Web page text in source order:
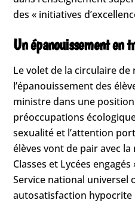
des « initiatives
Un épanouissement en
Le volet de la circulaire de
l’épanouissement des
ministre dans une
préoccupations
sexualité et l’attention
élèves vont de pair avec la
Classes et Lycées
Service national universel
autosatisfaction hypocrite